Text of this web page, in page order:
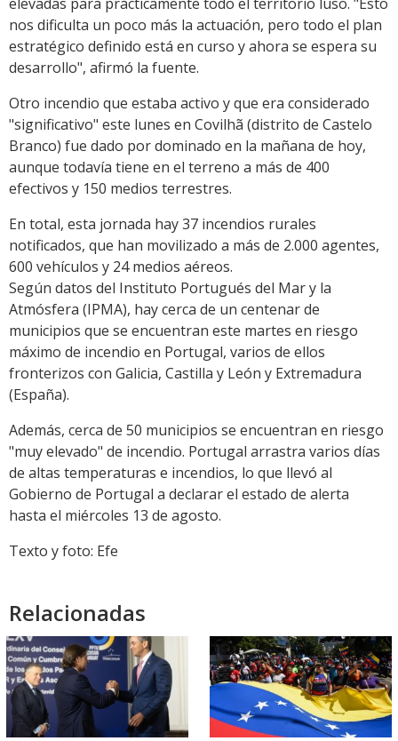
nos dificulta un poco más la actuación, pero todo el plan
estratégico definido está en curso y ahora se espera su
desarrollo", afirmó la fuente.
Otro incendio que estaba activo y que era considerado
"significativo" este lunes en Covilhã (distrito de Castelo
Branco) fue dado por dominado en la mañana de hoy,
aunque todavía tiene en el terreno a más de 400
efectivos y 150 medios terrestres.
En total, esta jornada hay 37 incendios rurales
notificados, que han movilizado a más de 2.000 agentes,
600 vehículos y 24 medios aéreos.
Según datos del Instituto Portugués del Mar y la
Atmósfera (IPMA), hay cerca de un centenar de
municipios que se encuentran este martes en riesgo
máximo de incendio en Portugal, varios de ellos
fronterizos con Galicia, Castilla y León y Extremadura
(España).
Además, cerca de 50 municipios se encuentran en riesgo
"muy elevado" de incendio. Portugal arrastra varios días
de altas temperaturas e incendios, lo que llevó al
Gobierno de Portugal a declarar el estado de alerta
hasta el miércoles 13 de agosto.
Texto y foto: Efe
Relacionadas